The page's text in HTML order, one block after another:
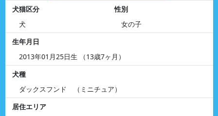
犬猫区分
犬
性別
女の子
生年月日
2013年01月25日生 （13歳7ヶ月）
犬種
ダックスフンド （ミニチュア）
居住エリア